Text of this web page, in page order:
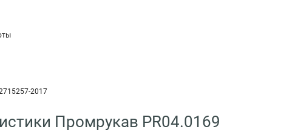
2017
Промрукав PR04.0169